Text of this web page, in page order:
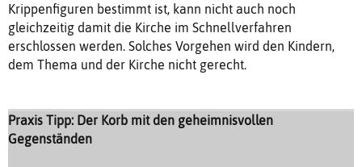
Krippenfiguren bestimmt ist, kann nicht auch noch
gleichzeitig damit die Kirche im Schnellverfahren
erschlossen werden. Solches Vorgehen wird den Kindern,
dem Thema und der Kirche nicht gerecht.
Praxis Tipp: Der Korb mit den geheimnisvollen
Gegenständen